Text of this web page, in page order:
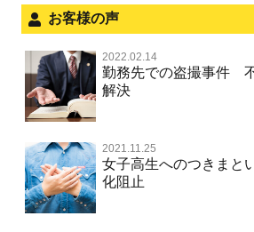
不正競争防止法
住居侵入等
名誉棄損・侮辱
不正競争防止法
風営法・風適法違反
文書偽造・偽造文書行使
著作権法違反・商標法違反
放火・失火
名誉棄損罪・侮辱
面会・差し入れ
お客様の声
2022.02.14
勤務先での盗撮事件
解決
2021.11.25
女子高生へのつきま
化阻止